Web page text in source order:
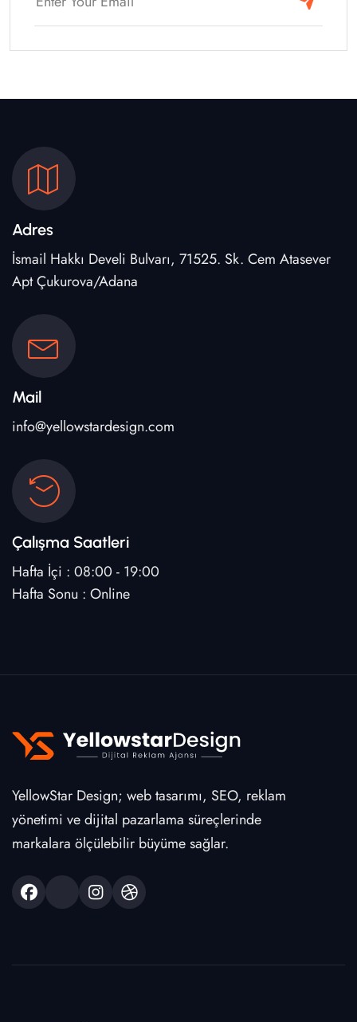
Adres
İsmail Hakkı Develi Bulvarı, 71525. Sk. Cem Atasever
Apt Çukurova/Adana
Mail
info@yellowstardesign.com
Çalışma Saatleri
Hafta İçi : 08:00 - 19:00
Hafta Sonu : Online
YellowStar Design; web tasarımı, SEO, reklam
yönetimi ve dijital pazarlama süreçlerinde
markalara ölçülebilir büyüme sağlar.